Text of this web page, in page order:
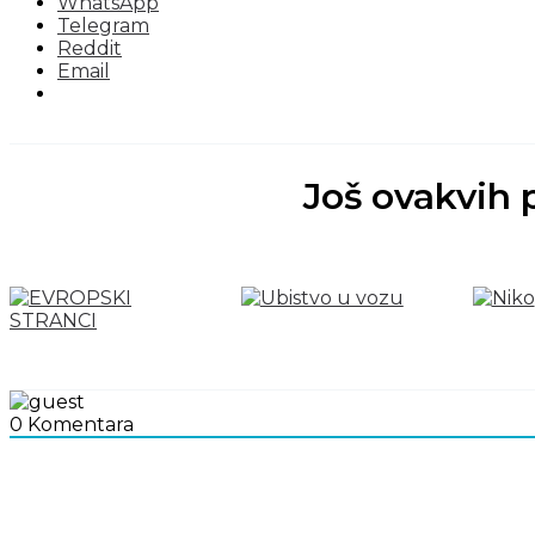
Telegram
Reddit
Email
Još ovakvih
0 Komentara